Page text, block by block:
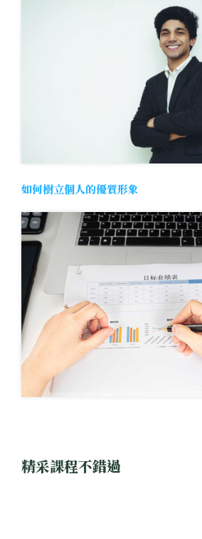
如何樹立個人的優質形象
精采課程不錯過